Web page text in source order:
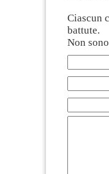
Ciascun
battute.
Non